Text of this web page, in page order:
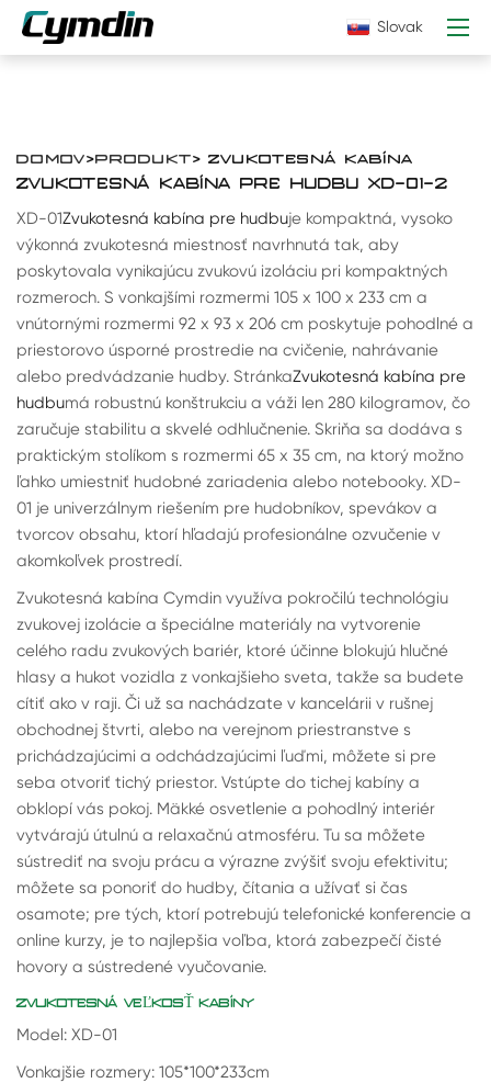
Slovak
DOMOV>PRODUKT> ZVUKOTESNÁ KABÍNA
ZVUKOTESNÁ KABÍNA PRE HUDBU XD-01-2
XD-01Zvukotesná kabína pre hudbuje kompaktná, vysoko
výkonná zvukotesná miestnosť navrhnutá tak, aby
poskytovala vynikajúcu zvukovú izoláciu pri kompaktných
rozmeroch. S vonkajšími rozmermi 105 x 100 x 233 cm a
vnútornými rozmermi 92 x 93 x 206 cm poskytuje pohodlné a
priestorovo úsporné prostredie na cvičenie, nahrávanie
alebo predvádzanie hudby. StránkaZvukotesná kabína pre
hudbumá robustnú konštrukciu a váži len 280 kilogramov, čo
zaručuje stabilitu a skvelé odhlučnenie. Skriňa sa dodáva s
praktickým stolíkom s rozmermi 65 x 35 cm, na ktorý možno
ľahko umiestniť hudobné zariadenia alebo notebooky. XD-
01 je univerzálnym riešením pre hudobníkov, spevákov a
tvorcov obsahu, ktorí hľadajú profesionálne ozvučenie v
akomkoľvek prostredí.
Zvukotesná kabína Cymdin využíva pokročilú technológiu
zvukovej izolácie a špeciálne materiály na vytvorenie
celého radu zvukových bariér, ktoré účinne blokujú hlučné
hlasy a hukot vozidla z vonkajšieho sveta, takže sa budete
cítiť ako v raji. Či už sa nachádzate v kancelárii v rušnej
obchodnej štvrti, alebo na verejnom priestranstve s
prichádzajúcimi a odchádzajúcimi ľuďmi, môžete si pre
seba otvoriť tichý priestor. Vstúpte do tichej kabíny a
obklopí vás pokoj. Mäkké osvetlenie a pohodlný interiér
vytvárajú útulnú a relaxačnú atmosféru. Tu sa môžete
sústrediť na svoju prácu a výrazne zvýšiť svoju efektivitu;
môžete sa ponoriť do hudby, čítania a užívať si čas
osamote; pre tých, ktorí potrebujú telefonické konferencie a
online kurzy, je to najlepšia voľba, ktorá zabezpečí čisté
hovory a sústredené vyučovanie.
ZVUKOTESNÁ VEĽKOSŤ KABÍNY
Model: XD-01
Vonkajšie rozmery: 105*100*233cm